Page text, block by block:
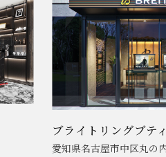
ブライトリングブテ
愛知県名古屋市中区丸の